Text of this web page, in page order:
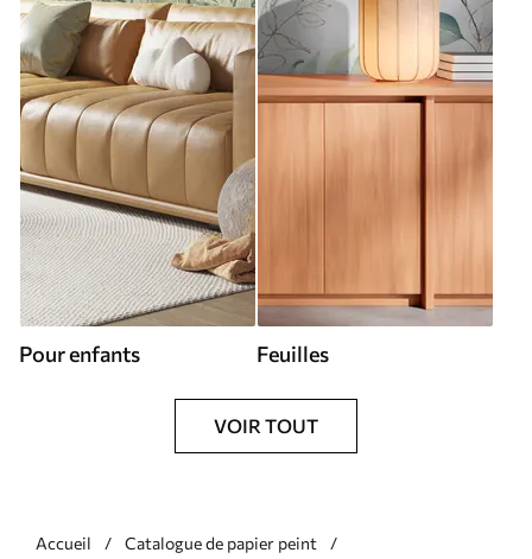
Pour enfants Feuilles
VOIR TOUT
Accueil
Catalogue de papier peint